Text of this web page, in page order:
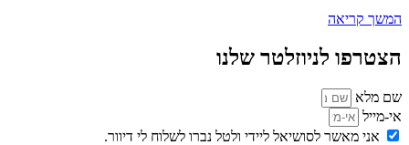
המשך קריאה
הצטרפו לניוזלטר שלנו
שם מלא
אי-מייל
אני מאשר לסושיאל ליידי ולטל נברו לשלוח לי דיוור.